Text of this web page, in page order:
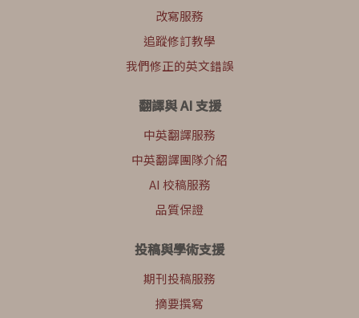
改寫服務
追蹤修訂教學
我們修正的英文錯誤
翻譯與 AI 支援
中英翻譯服務
中英翻譯團隊介紹
AI 校稿服務
品質保證
投稿與學術支援
期刊投稿服務
摘要撰寫